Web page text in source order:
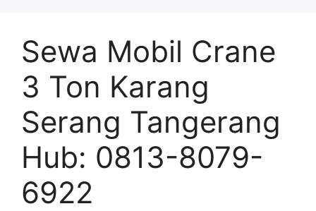
Sewa Mobil Crane
3 Ton Karang
Serang Tangerang
Hub: 0813-8079-
6922